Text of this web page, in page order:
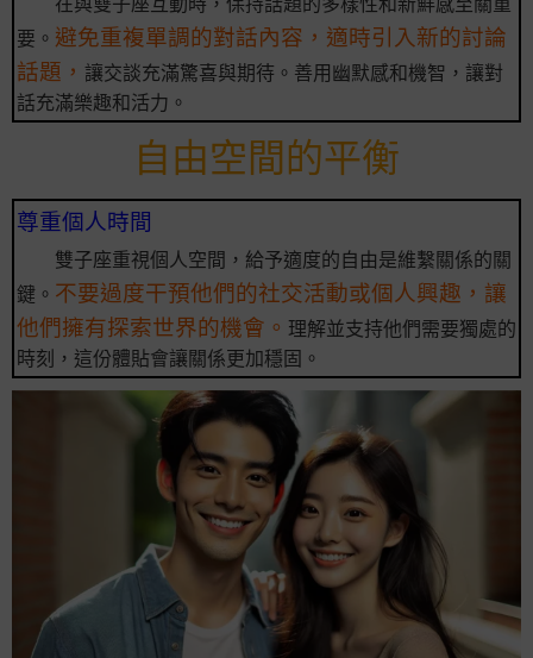
要。 避免重複單調的對話內容，適時引入新的討論
話題， 讓交談充滿驚喜與期待。善用幽默感和機智，讓對
話充滿樂趣和活力。
自由空間的平衡
尊重個人時間
雙子座重視個人空間，給予適度的自由是維繫關係的關
鍵。 不要過度干預他們的社交活動或個人興趣，讓
他們擁有探索世界的機會。 理解並支持他們需要獨處的
時刻，這份體貼會讓關係更加穩固。